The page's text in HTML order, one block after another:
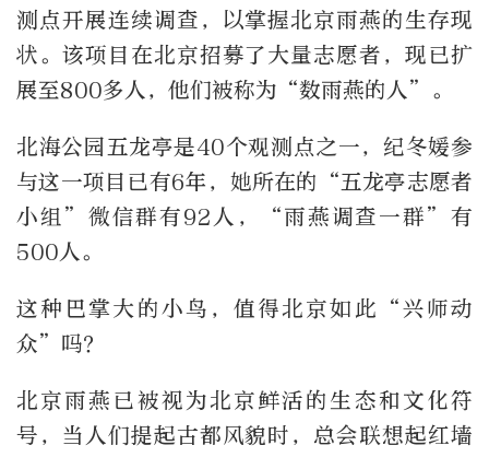
测点开展连续调查，以掌握北京雨燕的生存现
状。该项目在北京招募了大量志愿者，现已扩
展至800多人，他们被称为“数雨燕的人”。
北海公园五龙亭是40个观测点之一，纪冬媛参
与这一项目已有6年，她所在的“五龙亭志愿者
小组”微信群有92人，“雨燕调查一群”有
500人。
这种巴掌大的小鸟，值得北京如此“兴师动
众”吗？
北京雨燕已被视为北京鲜活的生态和文化符
号，当人们提起古都风貌时，总会联想起红墙